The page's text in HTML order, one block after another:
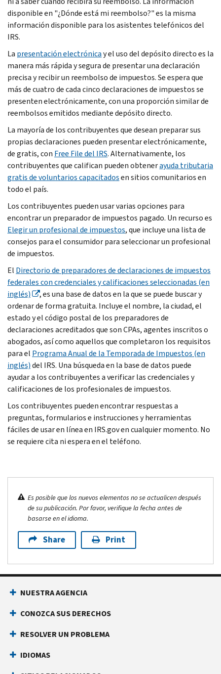
disponible en "¿Dónde está mi reembolso?" es la misma
información disponible para los asistentes telefónicos del
IRS.
La presentación electrónicay el uso del depósito directo es la
manera más rápida y segura de presentar una declaración
precisa y recibir un reembolso de impuestos. Se espera que
más de cuatro de cada cinco declaraciones de impuestos se
presenten electrónicamente, con una proporción similar de
reembolsos emitidos mediante depósito directo.
La mayoría de los contribuyentes que desean preparar sus
propias declaraciones pueden presentar electrónicamente,
de gratis, con Free File del IRS. Alternativamente, los
contribuyentes que califican pueden obtenerayuda tributaria
gratis de voluntarios capacitadosen sitios comunitarios en
todo el país.
Los contribuyentes pueden usar varias opciones para
encontrar un preparador de impuestos pagado. Un recurso es
Elegir un profesional de impuestos, que incluye una lista de
consejos para el consumidor para seleccionar un profesional
de impuestos.
El Directorio de preparadores de declaraciones de impuestos
federales con credenciales y calificaciones seleccionadas (en
inglés)
, es una base de datos en la que se puede buscar y
ordenar de forma gratuita. Incluye el nombre, la ciudad, el
estado y el código postal de los preparadores de
declaraciones acreditados que son CPAs, agentes inscritos o
abogados, así como aquellos que completaron los requisitos
para el Programa Anual de la Temporada de Impuestos (en
inglés)del IRS. Una búsqueda en la base de datos puede
ayudar a los contribuyentes a verificar las credenciales y
calificaciones de los profesionales de impuestos.
Los contribuyentes pueden encontrar respuestas a
preguntas, formularios e instrucciones y herramientas
fáciles de usar en línea en IRS.gov en cualquier momento. No
se requiere cita ni espera en el teléfono.
Es posible que los nuevos elementos no se actualicen después
de su publicación. Por favor, verifique la fecha antes de
basarse en el idioma.
Share Print
NUESTRA AGENCIA
CONOZCA SUS DERECHOS
RESOLVER UN PROBLEMA
IDIOMAS